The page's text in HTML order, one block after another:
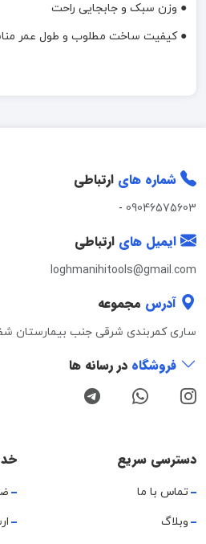
● وزن سبک و جابجایی راحت
● کیفیت ساخت مطلوب و طول عمر
شماره های ارتباطی
09046575603
-
ایمیل های ارتباطی
loghmanihitools@gmail.com
آدرس مجموعه
ساری کمربندی شرقی جنب بیمارستان
فروشگاه در رسانه ها
دسترسی سریع
تماس با ما
وبلاگ